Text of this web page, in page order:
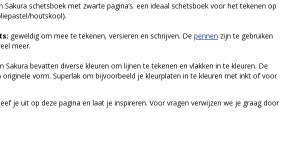
Sakura schetsboek met zwarte pagina’s. een ideaal schetsboek voor het tekenen op
houtskool).
geweldig om mee te tekenen, versieren en schrijven. De pennen zijn te gebruiken
meer.
Sakura bevatten diverse kleuren om lijnen te tekenen en vlakken in te kleuren. De
vorm. Superlak om bijvoorbeeld je kleurplaten in te kleuren met inkt of voor
je uit op deze pagina en laat je inspireren. Voor vragen verwijzen we je graag door